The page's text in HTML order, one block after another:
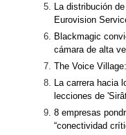
La distribución
Eurovision
Blackmagic
cámara de alta
The Voice
La carrera hacia
lecciones de
8 empresas
“conectividad